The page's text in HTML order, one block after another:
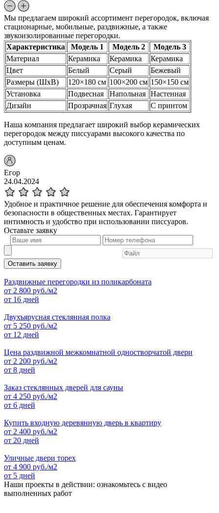
Мы предлагаем широкий ассортимент перегородок, включая
стационарные, мобильные, раздвижные, а также
звукоизолированные перегородки.
Характеристика
Модель 1 Модель 2
Модель 3
Материал
Керамика Керамика
Керамика
Цвет
Белый Серый
Бежевый
Размеры (ШхВ)
120×180 см 100×200 см 150×150 см
Установка
Подвесная Напольная Настенная
Дизайн
Прозрачная Глухая С принтом
Наша компания предлагает широкий выбор керамических
перегородок между писсуарами высокого качества по
доступным ценам.
Егор
24.04.2024
Удобное и практичное решение для обеспечения комфорта и
безопасности в общественных местах. Гарантирует
интимность и удобство при использовании писсуаров.
Оставьте заявку
Оставить заявку
Раздвижные перегородки из поликарбоната
от 2 800 руб./м2
от 16 дней
Двухъярусная стеклянная полка
от 5 250 руб./м2
от 12 дней
Цена раздвижной межкомнатной одностворчатой двери
от 2 200 руб./м2
от 8 дней
Заказ стеклянных дверей для сауны
от 4 250 руб./м2
от 6 дней
Купить входную деревянную дверь в квартиру
от 2 400 руб./м2
от 20 дней
Уличные двери торех
от 4 900 руб./м2
от 5 дней
Наши проекты в действии: ознакомьтесь с видео
выполненных работ